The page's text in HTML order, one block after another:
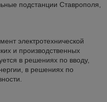
подстанции Ставрополя,
электротехнической
и производственных
в решениях по вводу,
в решениях по